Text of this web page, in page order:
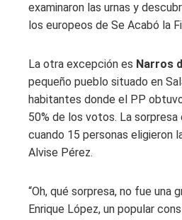
examinaron las urnas y
los europeos de Se Acabó la
La otra excepción es Narros
pequeño pueblo situado en
habitantes donde el PP
50% de los votos. La sorpresa
cuando 15 personas eligieron
Alvise Pérez.
“Oh, qué sorpresa, no fue una
Enrique López, un popular